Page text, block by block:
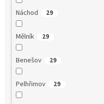
Náchod 29
Mělník 29
Benešov 29
Pelhřimov 29